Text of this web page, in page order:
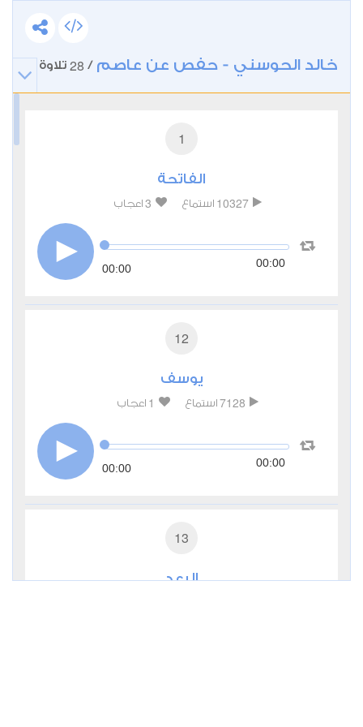
خالد الحوسني - حفص عن عاصم /
28 تلاوة
1
الفاتحة
10327 استماع 3 اعجاب
00:00 00:00
12
يوسف
7128 استماع 1 اعجاب
00:00 00:00
13
الرعد